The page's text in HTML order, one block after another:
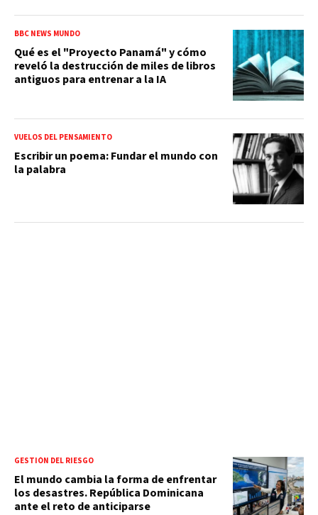
BBC NEWS MUNDO
Qué es el "Proyecto Panamá" y cómo
reveló la destrucción de miles de libros
antiguos para entrenar a la IA
VUELOS DEL PENSAMIENTO
Escribir un poema: Fundar el mundo con
la palabra
GESTIÓN DEL RIESGO
El mundo cambia la forma de enfrentar
los desastres. República Dominicana
ante el reto de anticiparse